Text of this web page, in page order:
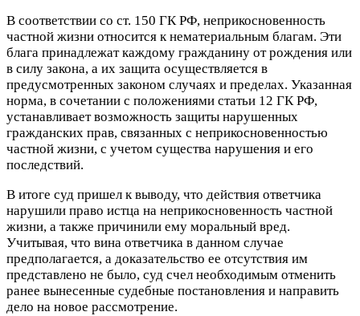
В соответствии со ст. 150 ГК РФ, неприкосновенность
частной жизни относится к нематериальным благам. Эти
блага принадлежат каждому гражданину от рождения или
в силу закона, а их защита осуществляется в
предусмотренных законом случаях и пределах. Указанная
норма, в сочетании с положениями статьи 12 ГК РФ,
устанавливает возможность защиты нарушенных
гражданских прав, связанных с неприкосновенностью
частной жизни, с учетом существа нарушения и его
последствий.
В итоге суд пришел к выводу, что действия ответчика
нарушили право истца на неприкосновенность частной
жизни, а также причинили ему моральный вред.
Учитывая, что вина ответчика в данном случае
предполагается, а доказательство ее отсутствия им
представлено не было, суд счел необходимым отменить
ранее вынесенные судебные постановления и направить
дело на новое рассмотрение.